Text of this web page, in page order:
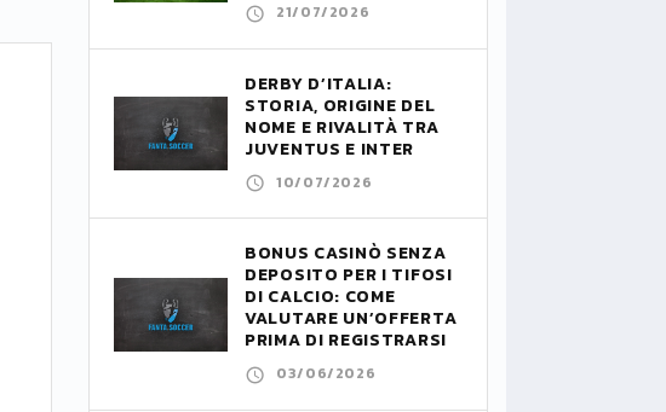
21/07/2026
DERBY D’ITALIA:
STORIA, ORIGINE DEL
NOME E RIVALITÀ TRA
JUVENTUS E INTER
10/07/2026
BONUS CASINÒ SENZA
DEPOSITO PER I TIFOSI
DI CALCIO: COME
VALUTARE UN’OFFERTA
PRIMA DI REGISTRARSI
03/06/2026